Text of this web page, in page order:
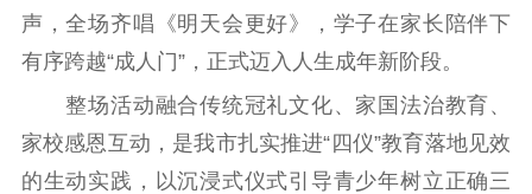
声，全场齐唱《明天会更好》，学子在家长陪伴下
有序跨越“成人门”，正式迈入人生成年新阶段。
整场活动融合传统冠礼文化、家国法治教育、
家校感恩互动，是我市扎实推进“四仪”教育落地见效
的生动实践，以沉浸式仪式引导青少年树立正确三